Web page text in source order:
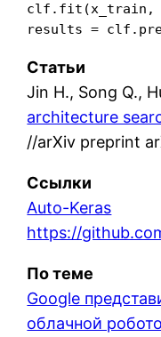
clf.fit(x_train,
Статьи
Jin H., Song Q.,
architecture
//arXiv preprint
Ссылки
Auto-Keras
https://
По теме
Google
облачной